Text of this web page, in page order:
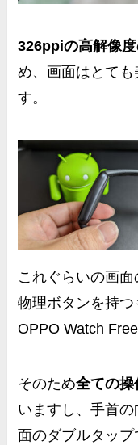
326ppiの高解像
め、画面はとて
す。
これぐらいの画
物理ボタンを持つ
OPPO Watch
そのため全ての
いますし、手首
面のダブルタップ